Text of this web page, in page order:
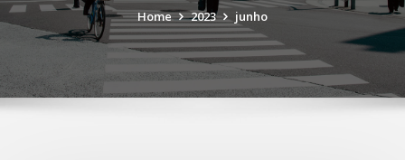
Home 2023 junho